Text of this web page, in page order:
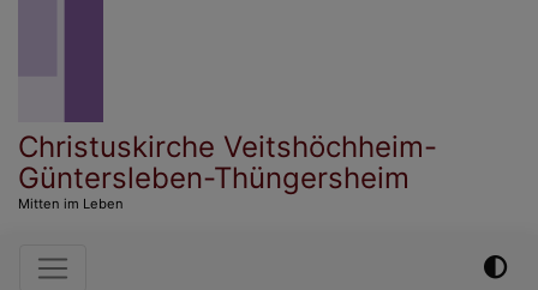
Christuskirche Veitshöchheim-
Güntersleben-Thüngersheim
Mitten im Leben
Hauptnavigation